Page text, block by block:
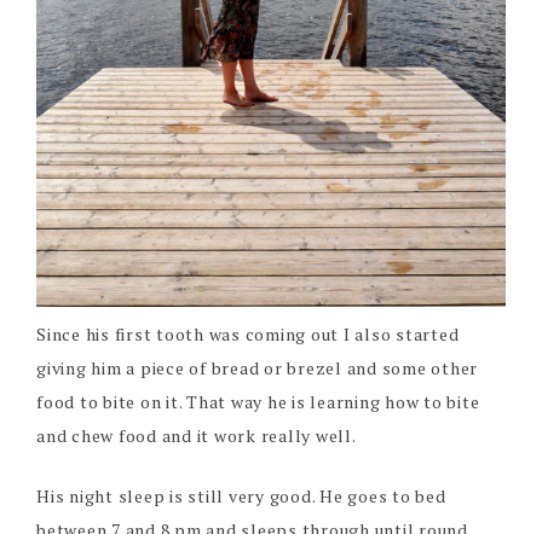
Since his first tooth was coming out I also started
giving him a piece of bread or brezel and some other
food to bite on it. That way he is learning how to bite
and chew food and it work really well.
His night sleep is still very good. He goes to bed